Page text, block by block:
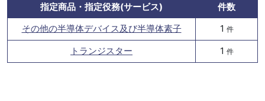
指定商品・指定役務(サービス)
件数
その他の半導体デバイス及び半導体素子
1 件
トランジスター 1 件